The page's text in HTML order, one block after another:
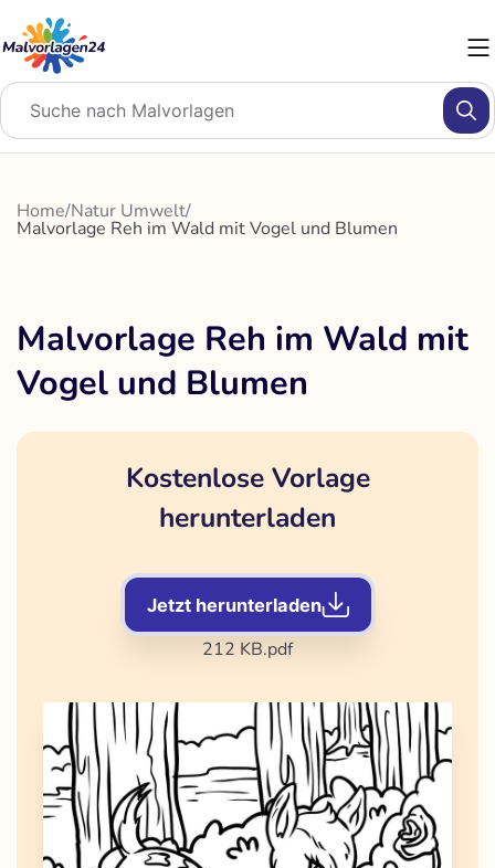
Inhalt
springen
Home/Natur Umwelt/
Malvorlage Reh im Wald mit Vogel und Blumen
Malvorlage Reh im Wald mit
Vogel und Blumen
Kostenlose Vorlage
herunterladen
Jetzt herunterladen
212 KB.pdf